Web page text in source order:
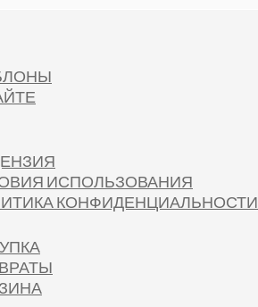
ИСПОЛЬЗОВАНИЯ
КОНФИДЕНЦИАЛЬНОСТИ